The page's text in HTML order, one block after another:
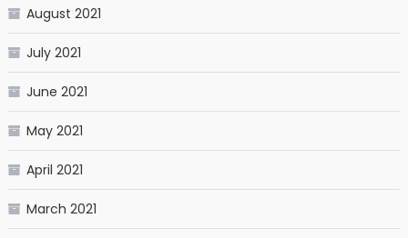
August 2021
July 2021
June 2021
May 2021
April 2021
March 2021